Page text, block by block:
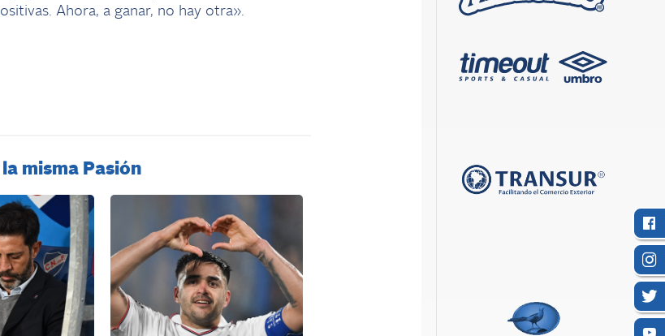
Ahora, a ganar, no hay otra».
misma Pasión